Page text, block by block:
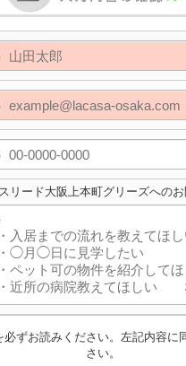
スリード大阪上本町グリーズへのお
必ずお読みください。左記内容に
さい。